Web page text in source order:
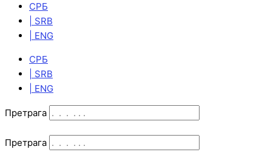
СРБ
| SRB
| ENG
СРБ
| SRB
| ENG
Претрага
Претрага